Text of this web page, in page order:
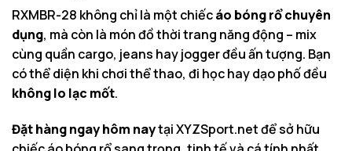
RXMBR-28 không chỉ là một chiếcáo bóng rổ chuyên
dụng, mà còn là món đồ thời trang năng động – mix
cùng quần cargo, jeans hay jogger đều ấn tượng. Bạn
có thể diện khi chơi thể thao, đi học hay dạo phố đều
không lo lạc mốt.
Đặt hàng ngay hôm naytại XYZSport.net để sở hữu